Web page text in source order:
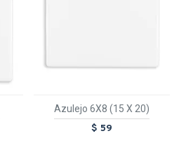
Azulejo 6X8 (15 X 20)
$ 59